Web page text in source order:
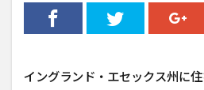
イングランド・エセックス州に